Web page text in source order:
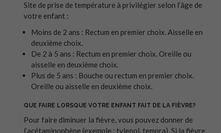
Site de prise de température à privilégier selon l’âge de
votre enfant :
Moins de 2 ans : Rectum en premier choix. Aisselle en
deuxième choix.
De 2 à 5 ans : Rectum en premier choix. Oreille ou
aisselle en deuxième choix.
Plus de 5 ans : Bouche ou rectum en premier choix.
Oreille ou aisselle en deuxième choix.
QUE FAIRE LORSQUE VOTRE ENFANT FAIT DE LA FIÈVRE?
Pour faire diminuer la fièvre, vous pouvez donner de
l’acétaminophène (exemple : tylenol, tempra). Si la fièvre